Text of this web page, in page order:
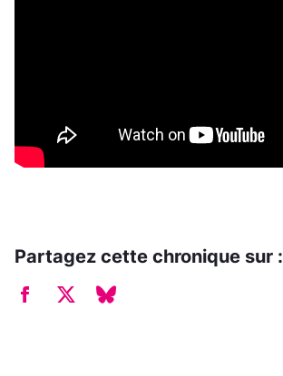
Partagez cette chronique sur :